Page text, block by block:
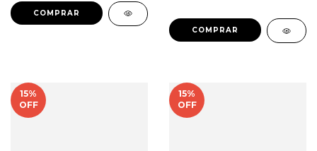
COMPRAR
COMPRAR
15%
OFF
15%
OFF